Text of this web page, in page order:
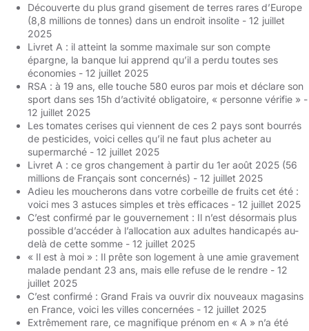
Découverte du plus grand gisement de terres rares d’Europe
(8,8 millions de tonnes) dans un endroit insolite - 12 juillet
2025
Livret A : il atteint la somme maximale sur son compte
épargne, la banque lui apprend qu’il a perdu toutes ses
économies - 12 juillet 2025
RSA : à 19 ans, elle touche 580 euros par mois et déclare son
sport dans ses 15h d’activité obligatoire, « personne vérifie » -
12 juillet 2025
Les tomates cerises qui viennent de ces 2 pays sont bourrés
de pesticides, voici celles qu’il ne faut plus acheter au
supermarché - 12 juillet 2025
Livret A : ce gros changement à partir du 1er août 2025 (56
millions de Français sont concernés) - 12 juillet 2025
Adieu les moucherons dans votre corbeille de fruits cet été :
voici mes 3 astuces simples et très efficaces - 12 juillet 2025
C’est confirmé par le gouvernement : Il n’est désormais plus
possible d’accéder à l’allocation aux adultes handicapés au-
delà de cette somme - 12 juillet 2025
« Il est à moi » : Il prête son logement à une amie gravement
malade pendant 23 ans, mais elle refuse de le rendre - 12
juillet 2025
C’est confirmé : Grand Frais va ouvrir dix nouveaux magasins
en France, voici les villes concernées - 12 juillet 2025
Extrêmement rare, ce magnifique prénom en « A » n’a été